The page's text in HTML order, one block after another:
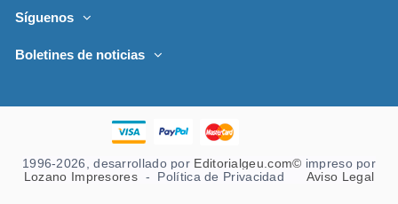
Síguenos
Boletines de noticias
1996-2026, desarrollado por Editorialgeu.com© impreso por
Lozano Impresores- Política de Privacidad Aviso Legal